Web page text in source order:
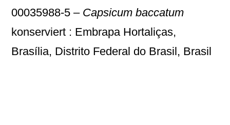
00035988-5 – Capsicum baccatum
konserviert : Embrapa Hortaliças,
Brasília, Distrito Federal do Brasil, Brasil